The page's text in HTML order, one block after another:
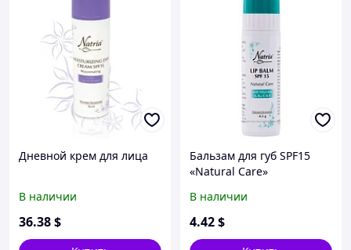
Дневной крем для лица
В наличии
36.38$
Бальзам для губ SPF15
«Natural Care»
В наличии
4.42$